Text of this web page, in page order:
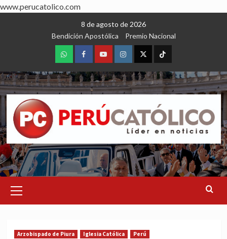
www.perucatolico.com
8 de agosto de 2026
Bendición Apostólica
Premio Nacional
WhatsAppFacebookYoutubeInstagram
X TikTok
Menu
Arzobispado de Piura Iglesia Católica Perú